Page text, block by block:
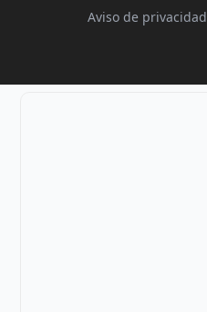
Aviso de privacidad